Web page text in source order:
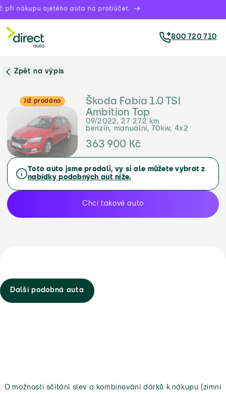
při nákupu ojetého auta na protiúčet.
800 720 710
Zpět na výpis
Již prodáno
Škoda Fabia 1.0 TSI
Ambition Top
09/2022, 27 272 km
benzín, manuální, 70kw, 4x2
363 900 Kč
Toto auto jsme prodali, vy si ale můžete vybrat z
nabídky podobných aut níže.
Chci takové auto
Další podobná auta
O možnosti sčítání slev a kombinování dárků k nákupu (zimní